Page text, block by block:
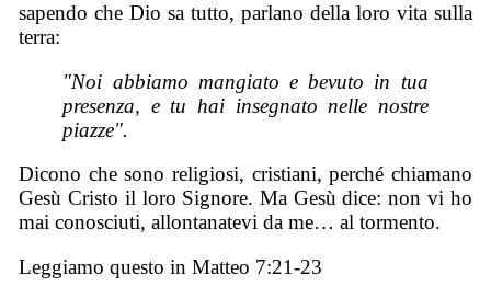
sapendo che Dio sa tutto, parlano della loro vita sulla
terra:
"Noi abbiamo mangiato e bevuto in tua
presenza, e tu hai insegnato nelle nostre
piazze".
Dicono che sono religiosi, cristiani, perché chiamano
Gesù Cristo il loro Signore. Ma Gesù dice: non vi ho
mai conosciuti, allontanatevi da me… al tormento.
Leggiamo questo in Matteo 7:21-23